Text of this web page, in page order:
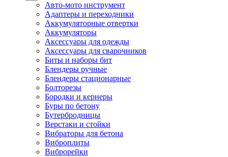
Авто-мото инструмент
Адаптеры и переходники
Аккумуляторные отвертки
Аккумуляторы
Аксессуары для одежды
Аксессуары для сварочников
Биты и наборы бит
Блендеры ручные
Блендеры стационарные
Болторезы
Бородки и кернеры
Буры по бетону
Бутербродницы
Верстаки и стойки
Вибраторы для бетона
Виброплиты
Виброрейки